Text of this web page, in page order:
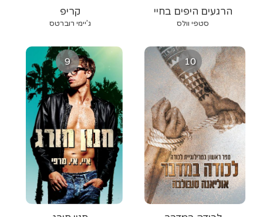
קריפ
ג’יימי רוברטס
הרגעים היפים בחיי
סטפי וולס
9 10